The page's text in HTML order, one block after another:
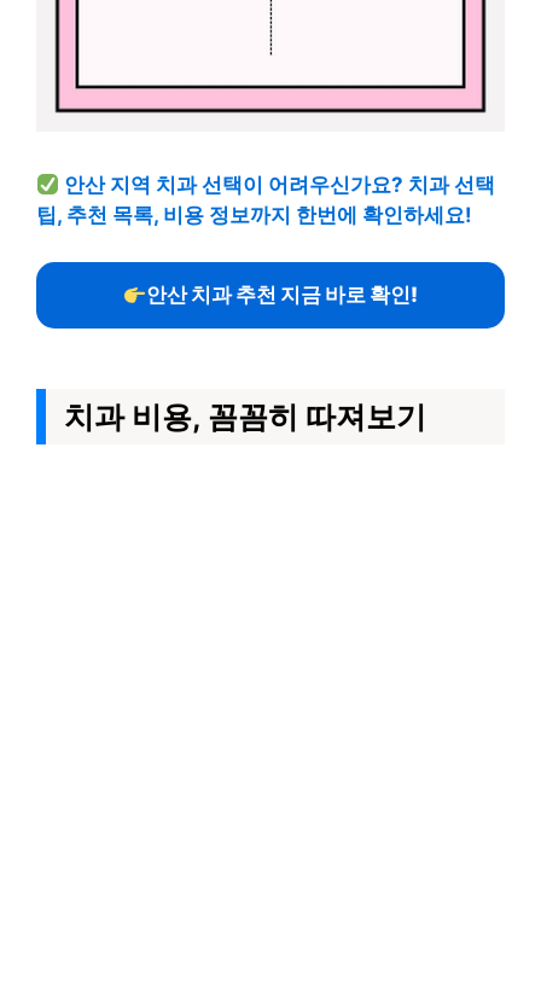
안산 지역 치과 선택이 어려우신가요? 치과 선택
팁, 추천 목록, 비용 정보까지 한번에 확인하세요!
안산 치과 추천 지금 바로 확인!
치과 비용, 꼼꼼히 따져보기